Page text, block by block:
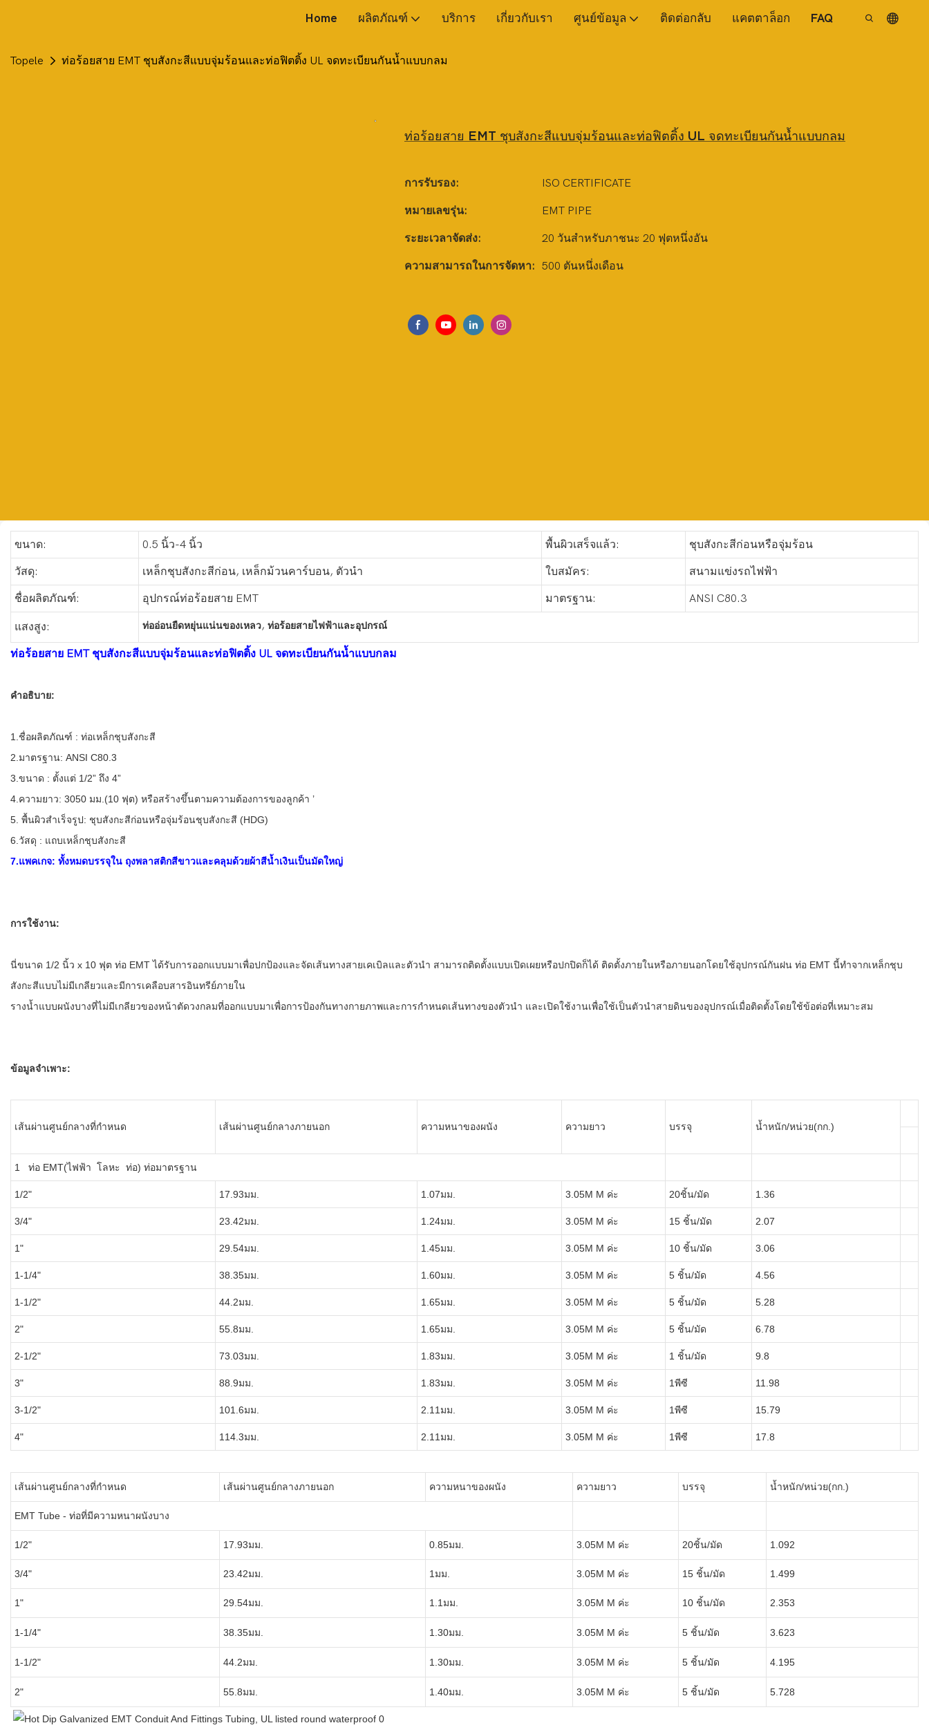
Home ผลิตภัณฑ์ บริการ เกี่ยวกับเรา ศูนย์ข้อมูล ติดต่อกลับ แคตตาล็อก FAQ
Topele ท่อร้อยสาย EMT ชุบสังกะสีแบบจุ่มร้อนและท่อฟิตติ้ง UL จดทะเบียนกันน้ำแบบกลม
ท่อร้อยสาย EMT ชุบสังกะสีแบบจุ่มร้อนและท่อฟิตติ้ง UL จดทะเบียนกันน้ำแบบกลม
การรับรอง: ISO CERTIFICATE
หมายเลขรุ่น: EMT PIPE
ระยะเวลาจัดส่ง: 20 วันสำหรับภาชนะ 20 ฟุตหนึ่งอัน
ความสามารถในการจัดหา: 500 ตันหนึ่งเดือน
ขนาด: 0.5 นิ้ว-4 นิ้ว พื้นผิวเสร็จแล้ว: ชุบสังกะสีก่อนหรือจุ่มร้อน
วัสดุ: เหล็กชุบสังกะสีก่อน, เหล็กม้วนคาร์บอน, ตัวนำ ใบสมัคร: สนามแข่งรถไฟฟ้า
ชื่อผลิตภัณฑ์: อุปกรณ์ท่อร้อยสาย EMT มาตรฐาน: ANSI C80.3
แสงสูง: ท่ออ่อนยืดหยุ่นแน่นของเหลว, ท่อร้อยสายไฟฟ้าและอุปกรณ์
ท่อร้อยสาย EMT ชุบสังกะสีแบบจุ่มร้อนและท่อฟิตติ้ง UL จดทะเบียนกันน้ำแบบกลม
คำอธิบาย:
1.ชื่อผลิตภัณฑ์ : ท่อเหล็กชุบสังกะสี
2.มาตรฐาน: ANSI C80.3
3.ขนาด : ตั้งแต่ 1/2” ถึง 4”
4.ความยาว: 3050 มม.(10 ฟุต) หรือสร้างขึ้นตามความต้องการของลูกค้า ’
5. พื้นผิวสำเร็จรูป: ชุบสังกะสีก่อนหรือจุ่มร้อนชุบสังกะสี (HDG)
6.วัสดุ : แถบเหล็กชุบสังกะสี
7.แพคเกจ: ทั้งหมดบรรจุใน ถุงพลาสติกสีขาวและคลุมด้วยผ้าสีน้ำเงินเป็นมัดใหญ่
การใช้งาน:
นี่ขนาด 1/2 นิ้ว x 10 ฟุต ท่อ EMT ได้รับการออกแบบมาเพื่อปกป้องและจัดเส้นทางสายเคเบิลและตัวนำ สามารถติดตั้งแบบเปิดเผยหรือปกปิดก็ได้ ติดตั้งภายในหรือภายนอกโดยใช้อุปกรณ์กันฝน ท่อ EMT นี้ทำจากเหล็กชุบ
สังกะสีแบบไม่มีเกลียวและมีการเคลือบสารอินทรีย์ภายใน
รางน้ำแบบผนังบางที่ไม่มีเกลียวของหน้าตัดวงกลมที่ออกแบบมาเพื่อการป้องกันทางกายภาพและการกำหนดเส้นทางของตัวนำ และเปิดใช้งานเพื่อใช้เป็นตัวนำสายดินของอุปกรณ์เมื่อติดตั้งโดยใช้ข้อต่อที่เหมาะสม
ข้อมูลจำเพาะ:
เส้นผ่านศูนย์กลางที่กำหนด เส้นผ่านศูนย์กลางภายนอก ความหนาของผนัง ความยาว บรรจุ น้ำหนัก/หน่วย(กก.)
1 ท่อ EMT(ไฟฟ้า โลหะ ท่อ) ท่อมาตรฐาน
1/2" 17.93มม. 1.07มม. 3.05M M ค่ะ 20ชิ้น/มัด 1.36
3/4" 23.42มม. 1.24มม. 3.05M M ค่ะ 15 ชิ้น/มัด 2.07
1" 29.54มม. 1.45มม. 3.05M M ค่ะ 10 ชิ้น/มัด 3.06
1-1/4" 38.35มม. 1.60มม. 3.05M M ค่ะ 5 ชิ้น/มัด 4.56
1-1/2" 44.2มม. 1.65มม. 3.05M M ค่ะ 5 ชิ้น/มัด 5.28
2" 55.8มม. 1.65มม. 3.05M M ค่ะ 5 ชิ้น/มัด 6.78
2-1/2" 73.03มม. 1.83มม. 3.05M M ค่ะ 1 ชิ้น/มัด 9.8
3" 88.9มม. 1.83มม. 3.05M M ค่ะ 1พีซี 11.98
3-1/2" 101.6มม. 2.11มม. 3.05M M ค่ะ 1พีซี 15.79
4" 114.3มม. 2.11มม. 3.05M M ค่ะ 1พีซี 17.8
เส้นผ่านศูนย์กลางที่กำหนด เส้นผ่านศูนย์กลางภายนอก ความหนาของผนัง ความยาว บรรจุ น้ำหนัก/หน่วย(กก.)
EMT Tube - ท่อที่มีความหนาผนังบาง
1/2" 17.93มม. 0.85มม. 3.05M M ค่ะ 20ชิ้น/มัด 1.092
3/4" 23.42มม. 1มม. 3.05M M ค่ะ 15 ชิ้น/มัด 1.499
1" 29.54มม. 1.1มม. 3.05M M ค่ะ 10 ชิ้น/มัด 2.353
1-1/4" 38.35มม. 1.30มม. 3.05M M ค่ะ 5 ชิ้น/มัด 3.623
1-1/2" 44.2มม. 1.30มม. 3.05M M ค่ะ 5 ชิ้น/มัด 4.195
2" 55.8มม. 1.40มม. 3.05M M ค่ะ 5 ชิ้น/มัด 5.728